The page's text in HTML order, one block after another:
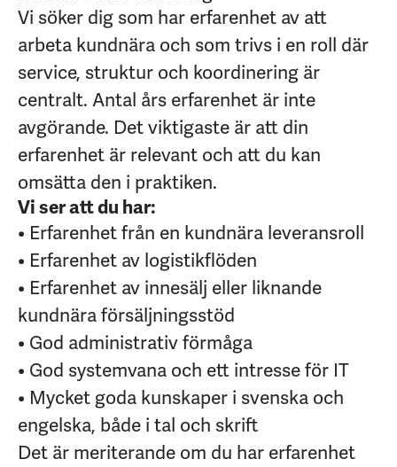
Vi söker dig som har erfarenhet av att
arbeta kundnära och som trivs i en roll där
service, struktur och koordinering är
centralt. Antal års erfarenhet är inte
avgörande. Det viktigaste är att din
erfarenhet är relevant och att du kan
omsätta den i praktiken.
Vi ser att du har:
• Erfarenhet från en kundnära leveransroll
• Erfarenhet av logistikflöden
• Erfarenhet av innesälj eller liknande
kundnära försäljningsstöd
• God administrativ förmåga
• God systemvana och ett intresse för IT
• Mycket goda kunskaper i svenska och
engelska, både i tal och skrift
Det är meriterande om du har erfarenhet